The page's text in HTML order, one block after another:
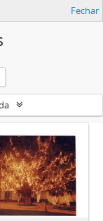
Fechar